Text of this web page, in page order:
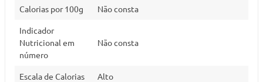
Calorias por 100g Não consta
Indicador
Nutricional em
número
Não consta
Escala de Calorias Alto